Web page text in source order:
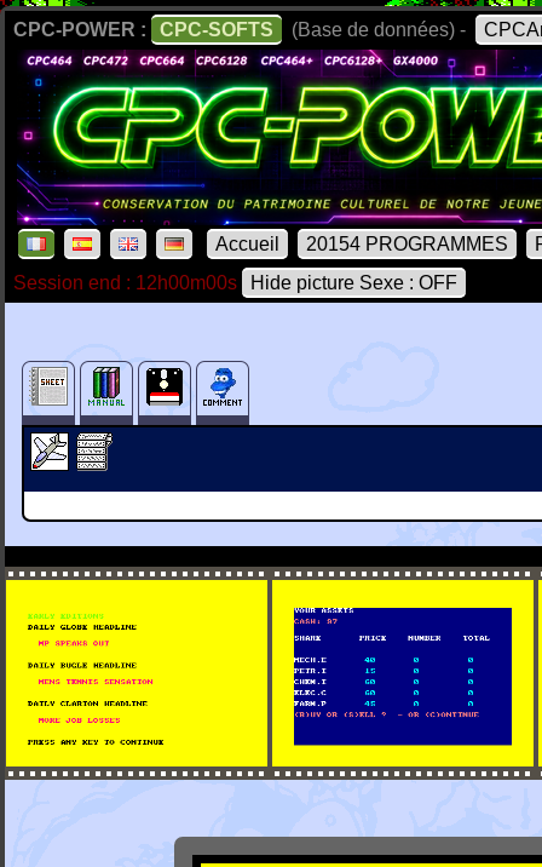
CPC-POWER : CPC-SOFTS (Base de données) -
Accueil 20154 PROGRAMMES
Session end : 12h00m00s
Hide picture Sexe : OFF